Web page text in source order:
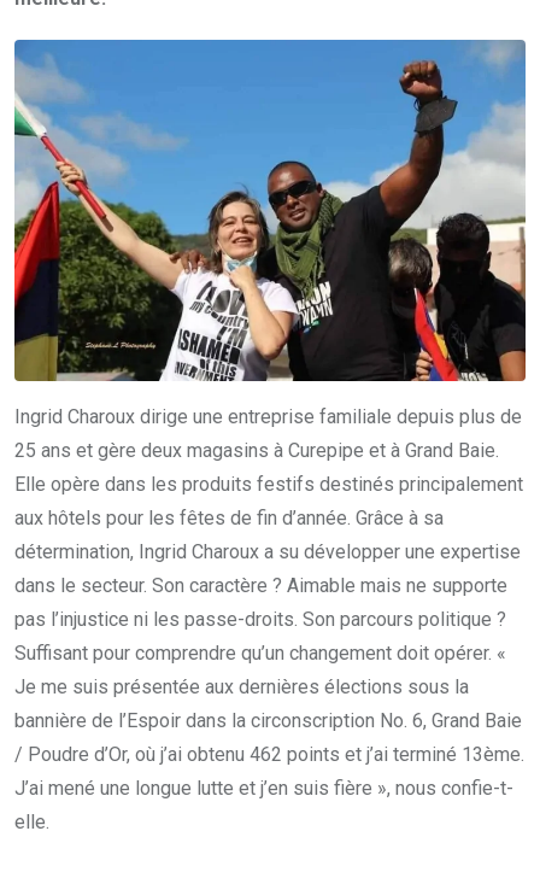
Ingrid Charoux dirige une entreprise familiale depuis plus de
25 ans et gère deux magasins à Curepipe et à Grand Baie.
Elle opère dans les produits festifs destinés principalement
aux hôtels pour les fêtes de fin d’année. Grâce à sa
détermination, Ingrid Charoux a su développer une expertise
dans le secteur. Son caractère ? Aimable mais ne supporte
pas l’injustice ni les passe-droits. Son parcours politique ?
Suffisant pour comprendre qu’un changement doit opérer. «
Je me suis présentée aux dernières élections sous la
bannière de l’Espoir dans la circonscription No. 6, Grand Baie
/ Poudre d’Or, où j’ai obtenu 462 points et j’ai terminé 13ème.
J’ai mené une longue lutte et j’en suis fière », nous confie-t-
elle.